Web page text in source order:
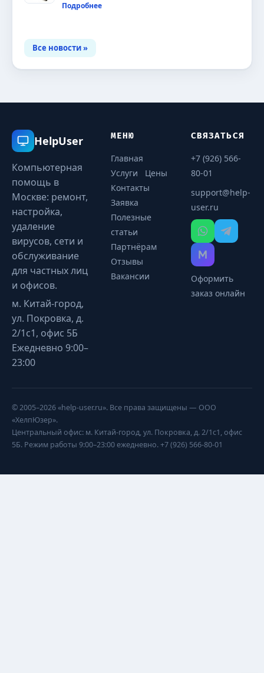
Подробнее
Все новости »
HelpUser
Компьютерная
помощь в
Москве: ремонт,
настройка,
удаление
вирусов, сети и
обслуживание
для частных лиц
и офисов.
м. Китай-город,
ул. Покровка, д.
2/1с1, офис 5Б
Ежедневно 9:00–
23:00
МЕНЮ
Главная
Услуги
Цены
Контакты
Заявка
Полезные
статьи
Партнёрам
Отзывы
Вакансии
СВЯЗАТЬСЯ
+7 (926) 566-
80-01
support@help-
user.ru
Оформить
заказ онлайн
© 2005–2026 «help-user.ru». Все права защищены — ООО
«ХелпЮзер».
Центральный офис: м. Китай-город, ул. Покровка, д. 2/1с1, офис
5Б. Режим работы 9:00–23:00 ежедневно. +7 (926) 566-80-01